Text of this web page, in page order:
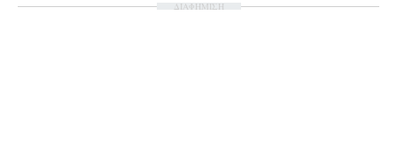
ΔΙΑΦΗΜΙΣΗ